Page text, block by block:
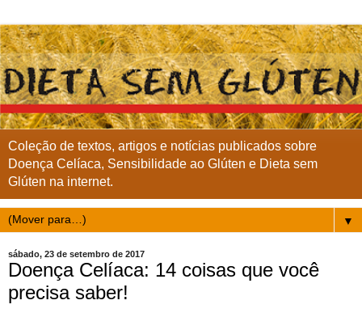
Coleção de textos, artigos e notícias publicados sobre
Doença Celíaca, Sensibilidade ao Glúten e Dieta sem
Glúten na internet.
▼
sábado, 23 de setembro de 2017
Doença Celíaca: 14 coisas que você
precisa saber!